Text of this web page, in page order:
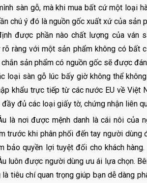
sàn gỗ, mà khi mua bất cứ một loại
chú ý đó là nguồn gốc xuất xứ của sản
được phần nào chất lượng của ván
ràng với một sản phẩm không có bất
sản phẩm có nguồn gốc sẽ được
loại sàn gỗ lúc bấy giờ không thể
khẩu trực tiếp từ các nước EU về Việt
đủ các loại giấy tờ, chứng nhận liên
là nơi được mệnh danh là cái nôi của
trước khi phân phối đến tay người dùng
bảo quyền lợi tuyệt đối cho khách
luôn được người dùng ưu ái lựa chọn.
tiêu chí quan trọng giúp bạn dễ dàng